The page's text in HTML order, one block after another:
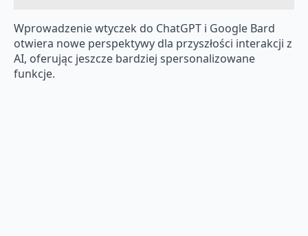
Wprowadzenie wtyczek do ChatGPT i Google Bard
otwiera nowe perspektywy dla przyszłości interakcji z
AI, oferując jeszcze bardziej spersonalizowane
funkcje.